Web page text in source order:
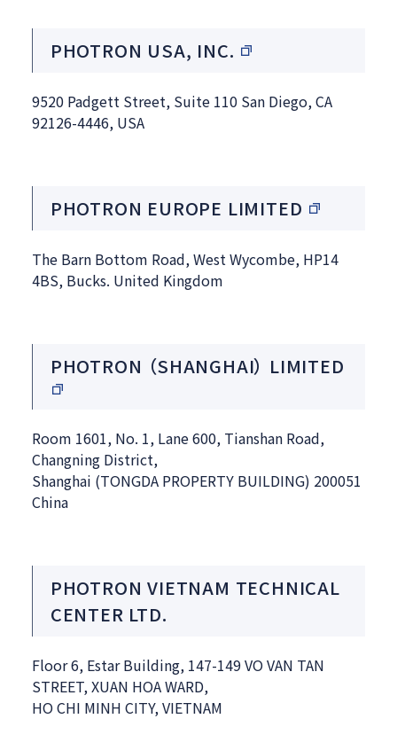
PHOTRON USA, INC.
9520 Padgett Street, Suite 110 San Diego, CA
92126-4446, USA
PHOTRON EUROPE LIMITED
The Barn Bottom Road, West Wycombe, HP14
4BS, Bucks. United Kingdom
PHOTRON （SHANGHAI） LIMITED
Room 1601, No. 1, Lane 600, Tianshan Road,
Changning District,
Shanghai (TONGDA PROPERTY BUILDING) 200051
China
PHOTRON VIETNAM TECHNICAL
CENTER LTD.
Floor 6, Estar Building, 147-149 VO VAN TAN
STREET, XUAN HOA WARD,
HO CHI MINH CITY, VIETNAM